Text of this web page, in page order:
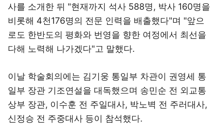
사를 소개한 뒤 "현재까지 석사 588명, 박사 160명을
비롯해 4천176명의 전문 인력을 배출했다"며 "앞으
로도 한반도의 평화와 번영을 향한 여정에서 최선을
다해 노력해 나가겠다"고 말했다.
이날 학술회의에는 김기웅 통일부 차관이 권영세 통
일부 장관 기조연설을 대독했으며 송민순 전 외교통
상부 장관, 이수훈 전 주일대사, 박노벽 전 주러대사,
신정승 전 주중대사 등이 참석했다.